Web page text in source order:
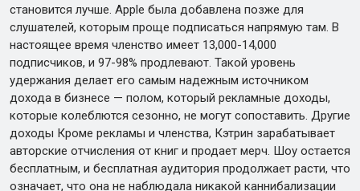
становится лучше. Apple была добавлена позже для
слушателей, которым проще подписаться напрямую там. В
настоящее время членство имеет 13,000-14,000
подписчиков, и 97-98% продлевают. Такой уровень
удержания делает его самым надежным источником
дохода в бизнесе — полом, который рекламные доходы,
которые колеблются сезонно, не могут сопоставить. Другие
доходы Кроме рекламы и членства, Кэтрин зарабатывает
авторские отчисления от книг и продает мерч. Шоу остается
бесплатным, и бесплатная аудитория продолжает расти, что
означает, что она не наблюдала никакой каннибализации